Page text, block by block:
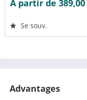
À partir de
Se souv.
Advantages